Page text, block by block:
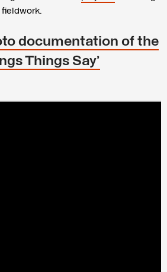
fieldwork.
documentation of the
Things Say’